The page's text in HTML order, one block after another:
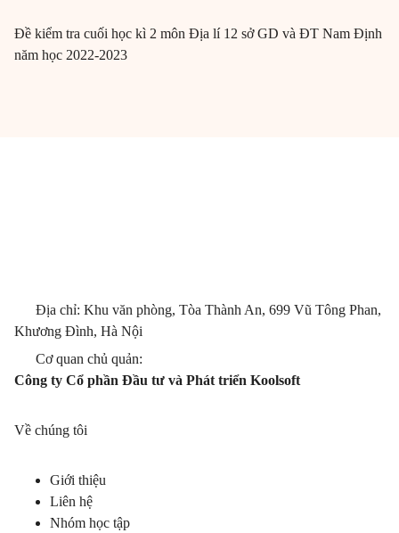
Đề kiểm tra cuối học kì 2 môn Địa lí 12 sở GD và ĐT Nam Định
năm học 2022-2023
Địa chỉ: Khu văn phòng, Tòa Thành An, 699 Vũ Tông Phan,
Khương Đình, Hà Nội
Cơ quan chủ quản:
Công ty Cổ phần Đầu tư và Phát triển Koolsoft
Về chúng tôi
Giới thiệu
Liên hệ
Nhóm học tập